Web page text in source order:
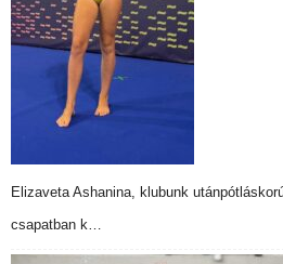
Elizaveta Ashanina, klubunk
csapatban k…